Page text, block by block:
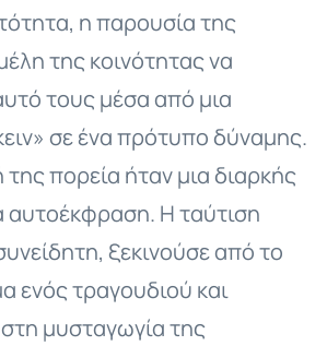
η παρουσία της
της κοινότητας να
τους μέσα από μια
σε ένα πρότυπο δύναμης.
της πορεία ήταν μια διαρκής
αυτοέκφραση. Η ταύτιση
ξεκινούσε από το
ενός τραγουδιού και
μυσταγωγία της